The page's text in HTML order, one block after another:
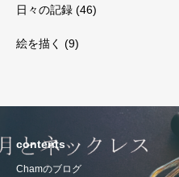
日々の記録 (46)
絵を描く (9)
contents
Chamのブログ